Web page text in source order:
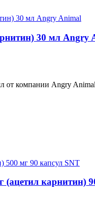
30 мл Angry
от компании Angry
(ацетил карнитин)